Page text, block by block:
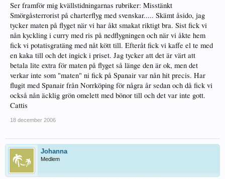
Ser framför mig kvällstidningarnas rubriker: Misstänkt
Smörgåsterrorist på charterflyg med svenskar..... Skämt åsido, jag
tycker maten på flyget när vi har åkt smakat riktigt bra. Sist fick vi
nån kyckling i curry med ris på nedflygningen och när vi åkte hem
fick vi potatisgratäng med nåt kött till. Efteråt fick vi kaffe el te med
en kaka till och det ingick i priset. Jag tycker att det är värt att
betala lite extra för maten på flyget så länge den är ok, men det
verkar inte som "maten" ni fick på Spanair var nån hit precis. Har
flugit med Spanair från Norrköping för några år sedan och då fick vi
också nån äcklig grön omelett med bönor till och det var inte gott.
Cattis
18 december 2006
Johanna
Medlem